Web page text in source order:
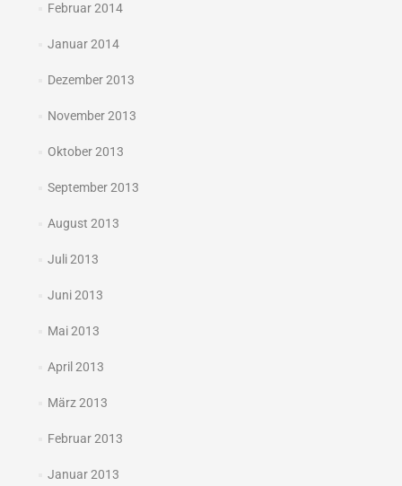
Februar 2014
Januar 2014
Dezember 2013
November 2013
Oktober 2013
September 2013
August 2013
Juli 2013
Juni 2013
Mai 2013
April 2013
März 2013
Februar 2013
Januar 2013